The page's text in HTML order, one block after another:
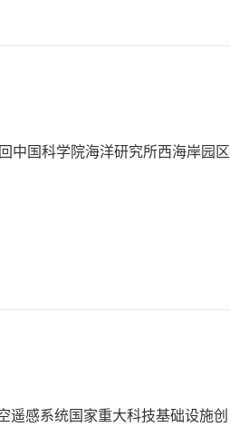
中国科学院海洋研究所西海岸园区
遥感系统国家重大科技基础设施创